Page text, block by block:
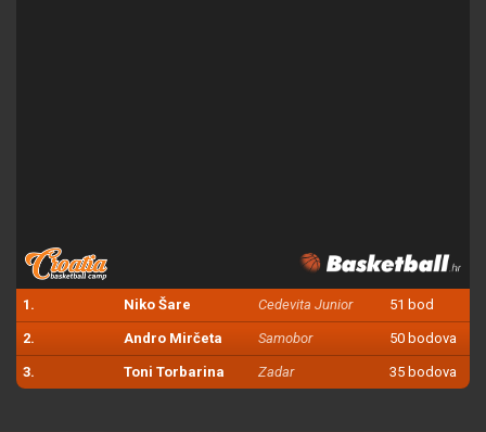
1. Niko Šare Cedevita Junior 51 bod
2. Andro Mirčeta Samobor 50 bodova
3. Toni Torbarina Zadar 35 bodova